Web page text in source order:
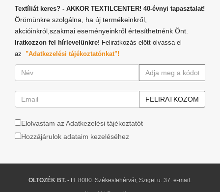
Textíliát keres? - AKKOR TEXTILCENTER! 40-évnyi tapasztalat!
Örömünkre szolgálna, ha új termékeinkről,
akcióinkról,szakmai eseményeinkről értesíthetnénk Önt.
Iratkozzon fel hírlevelünkre! Feliratkozás előtt olvassa el
az "Adatkezelési tájékoztatónkat"!
Elolvastam az Adatkezelési tájékoztatót
Hozzájárulok adataim kezeléséhez
ÖLTÖZÉK BT. - H. 8000. Székesfehérvár, Sziget u. 37. e-mail: